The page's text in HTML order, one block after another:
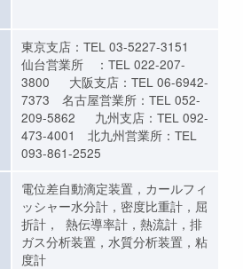
東京支店：TEL 03-5227-3151
仙台営業所 ：TEL 022-207-
3800 大阪支店：TEL 06-6942-
7373 名古屋営業所：TEL 052-
209-5862 九州支店：TEL 092-
473-4001 北九州営業所：TEL
093-861-2525
電位差自動滴定装置，カールフィ
ッシャー水分計，密度比重計，屈
折計， 熱伝導率計，熱流計，排
ガス分析装置，水質分析装置，粘
度計